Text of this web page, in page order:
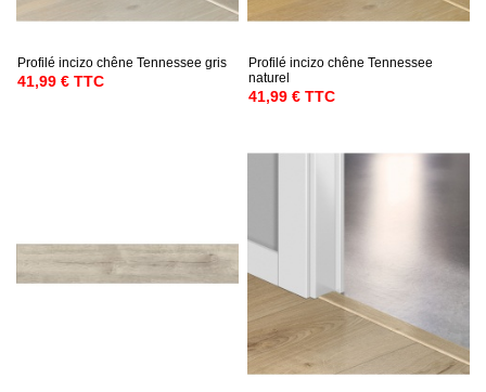
Profilé incizo chêne Tennessee gris
41,99 € TTC
Profilé incizo chêne Tennessee
naturel
41,99 € TTC